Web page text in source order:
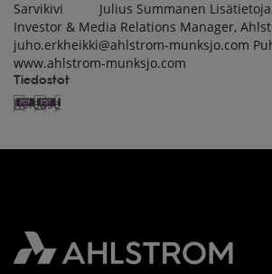
Sarvikivi Julius Summanen
Investor & Media Relations Manager,
juho.erkheikki@ahlstrom-munksjo.com
www.ahlstrom-munksjo.com
Tiedostot
Release